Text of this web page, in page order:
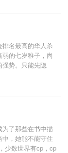
名最高的华人杀
的七岁稚子，尚
势。只能先隐
出一片天地。
了那些在书中描
，她能不能守住
少数世界有cp，cp